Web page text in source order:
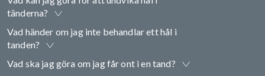
tänderna?
Vad händer om jag inte behandlar ett hål i
tanden?
Vad ska jag göra om jag får ont i en tand?